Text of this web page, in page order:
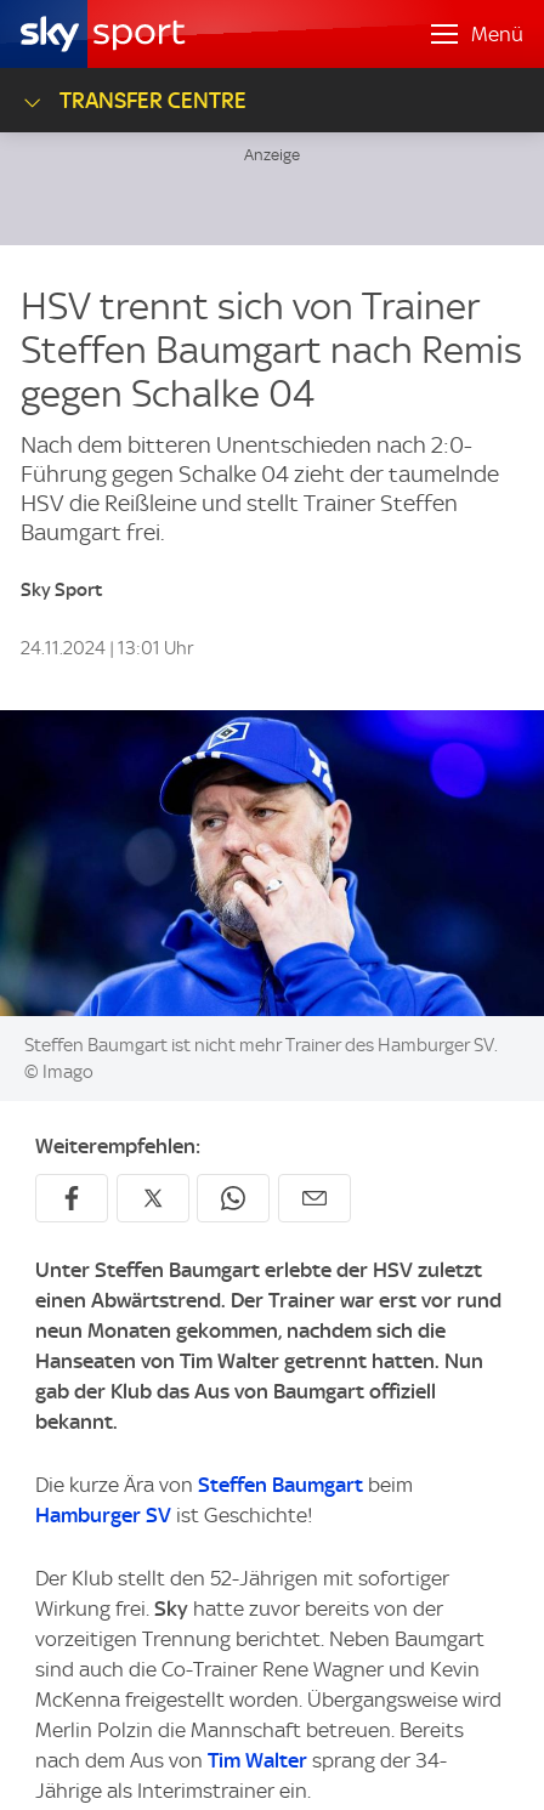
Menü
TRANSFER CENTRE
HSV trennt sich von Trainer
Steffen Baumgart nach Remis
gegen Schalke 04
Nach dem bitteren Unentschieden nach 2:0-
Führung gegen Schalke 04 zieht der taumelnde
HSV die Reißleine und stellt Trainer Steffen
Baumgart frei.
Sky Sport
24.11.2024 | 13:01 Uhr
Image:
Steffen Baumgart ist nicht mehr Trainer des Hamburger SV.
© Imago
Weiterempfehlen:
Unter Steffen Baumgart erlebte der HSV zuletzt
einen Abwärtstrend. Der Trainer war erst vor rund
neun Monaten gekommen, nachdem sich die
Hanseaten von Tim Walter getrennt hatten. Nun
gab der Klub das Aus von Baumgart offiziell
bekannt.
Die kurze Ära von Steffen Baumgart beim
Hamburger SV ist Geschichte!
Der Klub stellt den 52-Jährigen mit sofortiger
Wirkung frei. Sky hatte zuvor bereits von der
vorzeitigen Trennung berichtet. Neben Baumgart
sind auch die Co-Trainer Rene Wagner und Kevin
McKenna freigestellt worden. Übergangsweise wird
Merlin Polzin die Mannschaft betreuen. Bereits
nach dem Aus von Tim Walter sprang der 34-
Jährige als Interimstrainer ein.